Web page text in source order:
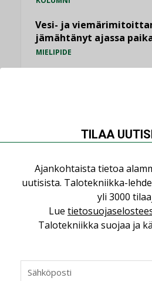
Vesi- ja
jämähtänyt ajassa
MIELIPIDE
NIMITYKSET
NIMITYKSET
Granlund Oy
TILAA
Ajankohtaista tietoa
uutisista. Talotekniikka-
yli 3000
Lue
Talotekniikka suojaa ja